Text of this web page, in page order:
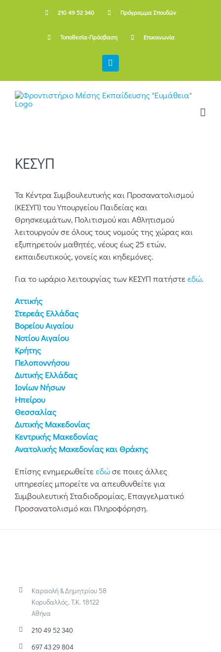
210 49 52 340 Πρόγραμμα Σπουδών
Τοποθεσία-Πρόσβαση Επικοινωνία
ΚΕΣΥΠ
Τα Κέντρα Συμβουλευτικής και Προσανατολισμού
(ΚΕΣΥΠ) του Υπουργείου Παιδείας και
Θρησκευμάτων, Πολιτισμού και Αθλητισμού
λειτουργούν σε όλους τους νομούς της χώρας και
εξυπηρετούν μαθητές, νέους έως 25 ετών,
εκπαιδευτικούς, γονείς και κηδεμόνες.
Για το ωράριο λειτουργίας των ΚΕΣΥΠ πατήστεεδώ.
Αττικής
Στερεάς Ελλάδας
Βορείου Αιγαίου
Νοτίου Αιγαίου
Κρήτης
Πελοποννήσου
Δυτικής Ελλάδας
Ιονίων Νήσων
Ηπείρου
Θεσσαλίας
Δυτικής Μακεδονίας
Κεντρικής Μακεδονίας
Ανατολικής Μακεδονίας και Θράκης
Επίσης ενημερωθείτεεδώσε ποιες άλλες
υπηρεσίες μπορείτε να απευθυνθείτε για
Συμβουλευτική Σταδιοδρομίας, Επαγγελματικό
Προσανατολισμό και Πληροφόρηση.
Καραολή & Δημητρίου 58
Κορυδαλλός, Τ.Κ. 18122
Αθήνα
210 49 52 340
697 43 29 804